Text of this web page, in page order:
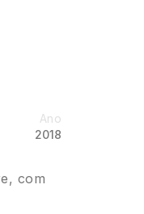
Ano
2018
com